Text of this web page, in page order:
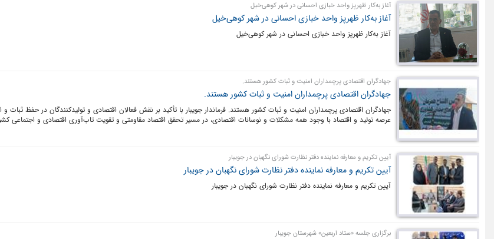
آغاز به‌کار ظهرپز واحد خبازی احسانی در شهر کوهی‌خیل
آغاز به‌کار ظهرپز واحد خبازی احسانی در شهر کوهی‌خیل
آغاز به‌کار ظهرپز واحد خبازی احسانی در شهر کوهی‌خیل
جهادگران اقتصادی پرچمداران امنیت و ثبات کشور هستند.
جهادگران اقتصادی پرچمداران امنیت و ثبات کشور هستند.
جهادگران اقتصادی پرچمداران امنیت و ثبات کشور هستند. فرماندار جویبار با تأکید بر نقش فعالان اقتصادی و تولیدکنندگان در حفظ ثبات
عرصه تولید و اقتصاد با وجود همه مشکلات و نوسانات اقتصادی، در مسیر تحقق اقتصاد مقاومتی و تقویت تاب‌آوری اقتصادی و اجتماعی
آیین تکریم و معارفه نماینده دفتر نظارت شورای نگهبان در جویبار
آیین تکریم و معارفه نماینده دفتر نظارت شورای نگهبان در جویبار
آیین تکریم و معارفه نماینده دفتر نظارت شورای نگهبان در جویبار
برگزاری جلسه «ستاد اربعین» شهرستان جویبار